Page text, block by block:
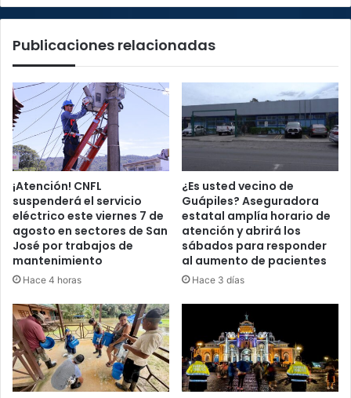
la
Publicaciones relacionadas
¡Atención! CNFL
suspenderá el servicio
eléctrico este viernes 7 de
agosto en sectores de San
José por trabajos de
mantenimiento
Hace 4 horas
¿Es usted vecino de
Guápiles? Aseguradora
estatal amplía horario de
atención y abrirá los
sábados para responder
al aumento de pacientes
Hace 3 días